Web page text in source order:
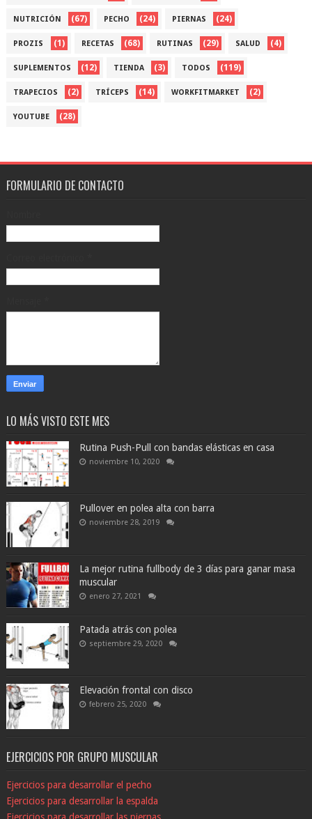
NUTRICIÓN (67) PECHO (24) PIERNAS (24)
PROZIS (1) RECETAS (68) RUTINAS (29) SALUD (4)
SUPLEMENTOS (12) TIENDA (3) TODOS (119)
TRAPECIOS (2) TRÍCEPS (14) WORKFITMARKET (2)
YOUTUBE (28)
FORMULARIO DE CONTACTO
LO MÁS VISTO ESTE MES
Rutina Push-Pull con bandas elásticas en casa
noviembre 10, 2020
Pullover en polea alta con barra
noviembre 28, 2019
La mejor rutina fullbody de 3 días para ganar masa
muscular
enero 27, 2021
Patada atrás con polea
septiembre 29, 2020
Elevación frontal con disco
febrero 25, 2020
EJERCICIOS POR GRUPO MUSCULAR
Ejercicios para desarrollar el pecho
Ejercicios para desarrollar la espalda